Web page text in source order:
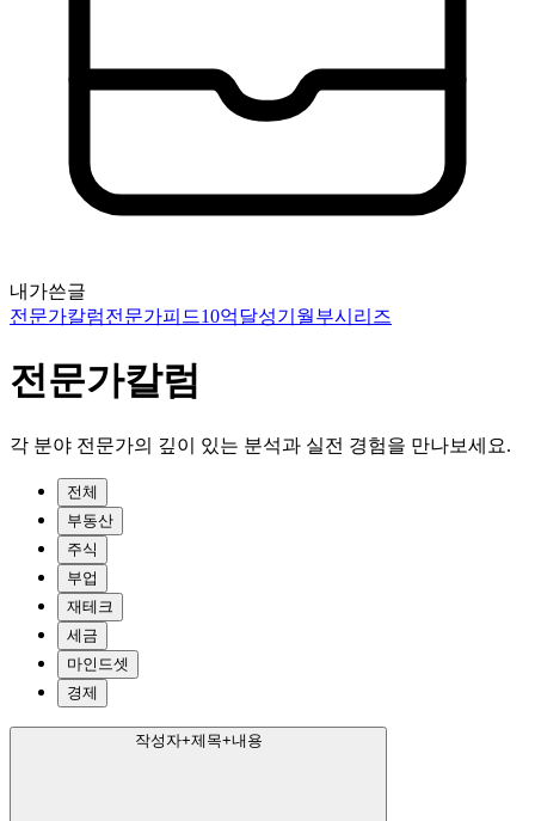
내가쓴글
전문가칼럼전문가피드10억달성기 월부시리즈
전문가칼럼
각 분야 전문가의 깊이 있는 분석과 실전 경험을 만나보세요.
전체
부동산
주식
부업
재테크
세금
마인드셋
경제
작성자+제목+내용